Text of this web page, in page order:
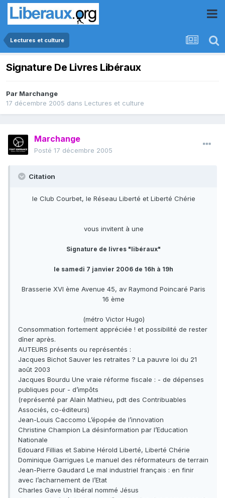
Lectures et culture
Signature De Livres Libéraux
Par Marchange
17 décembre 2005 dans Lectures et culture
Marchange
Posté 17 décembre 2005
Citation
le Club Courbet, le Réseau Liberté et Liberté Chérie
vous invitent à une
Signature de livres "libéraux"
le samedi 7 janvier 2006 de 16h à 19h
Brasserie XVI ème Avenue 45, av Raymond Poincaré Paris
16 ème
(métro Victor Hugo)
Consommation fortement appréciée ! et possibilité de rester
dîner après.
AUTEURS présents ou représentés :
Jacques Bichot Sauver les retraites ? La pauvre loi du 21
août 2003
Jacques Bourdu Une vraie réforme fiscale : - de dépenses
publiques pour - d’impôts
(représenté par Alain Mathieu, pdt des Contribuables
Associés, co-éditeurs)
Jean-Louis Caccomo L’épopée de l’innovation
Christine Champion La désinformation par l’Education
Nationale
Edouard Fillias et Sabine Hérold Liberté, Liberté Chérie
Dominique Garrigues Le manuel des réformateurs de terrain
Jean-Pierre Gaudard Le mal industriel français : en finir
avec l’acharnement de l’Etat
Charles Gave Un libéral nommé Jésus